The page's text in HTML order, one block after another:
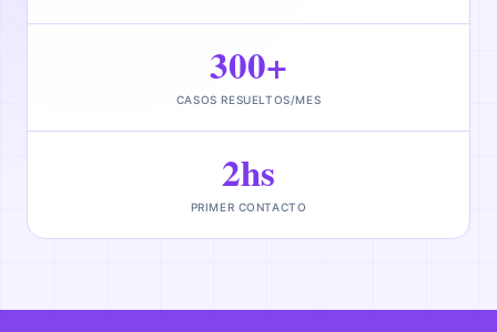
300+
CASOS RESUELTOS/MES
2hs
PRIMER CONTACTO